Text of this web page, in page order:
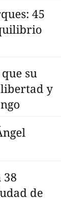
45
su
y
38
de